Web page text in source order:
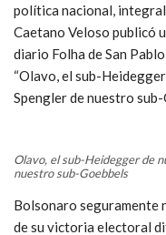
política nacional,
Caetano Veloso publicó
diario Folha de San
“Olavo, el sub-
Spengler de nuestro sub-
Olavo, el sub-Heidegger de
nuestro sub-Goebbels
Bolsonaro seguramente
de su victoria electoral